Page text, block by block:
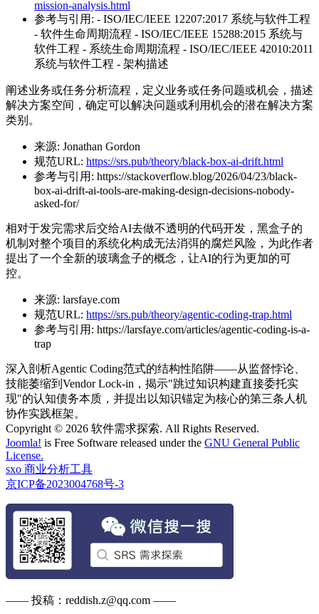
mission-analysis.html
参考与引用: - ISO/IEC/IEEE 12207:2017 系统与软件工程
- 软件生命周期流程 - ISO/IEC/IEEE 15288:2015 系统与
软件工程 - 系统生命周期流程 - ISO/IEC/IEEE 42010:2011
系统与软件工程 - 架构描述
阐述业务或任务分析流程，定义业务或任务问题或机会，描述
解决方案空间，确定可以解决问题或利用机会的潜在解决方案
类别。
来源: Jonathan Gordon
规范URL: https://srs.pub/theory/black-box-ai-drift.html
参考与引用: https://stackoverflow.blog/2026/04/23/black-
box-ai-drift-ai-tools-are-making-design-decisions-nobody-
asked-for/
相对于发完需求后交给AI去做不透明的代码开发，黑盒子的
机制对整个项目的系统化构成无法消弭的腐烂风险，为此作者
提出了一个全新的玻璃盒子的概念，让AI的行为更加的可
控。
来源: larsfaye.com
规范URL: https://srs.pub/theory/agentic-coding-trap.html
参考与引用: https://larsfaye.com/articles/agentic-coding-is-a-
trap
深入剖析Agentic Coding范式的结构性陷阱——从监督悖论、
技能萎缩到Vendor Lock-in，揭示"跳过知识构建直接委托实
现"的认知债务本质，并提出以知识锚定为核心的第三条人机
协作实践框架。
Copyright © 2026 软件需求探索. All Rights Reserved.
Joomla! is Free Software released under the GNU General Public
License.
sxo 商业分析工具
京ICP备2023004768号-3
—— 投稿：reddish.z@qq.com ——